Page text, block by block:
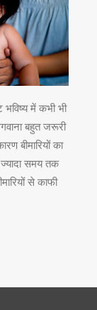
में कभी भी
बहुत जरूरी
बीमारियों का
ज्यादा समय तक
से काफी